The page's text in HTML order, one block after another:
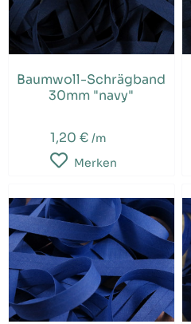
Baumwoll-Schrägband
30mm "navy"
1,20 € /m
Merken